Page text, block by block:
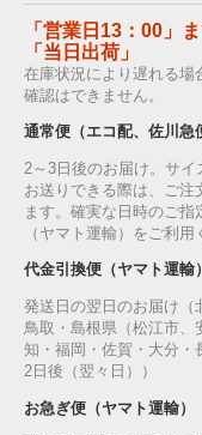
「営業日13：00」
「当日出荷」
在庫状況により遅れる場
確認はできません。
通常便（エコ配、佐川急
2～3日後のお届け。サ
お送りできる際は、ご注
ます。確実な日時のご
（ヤマト運輸）をご利用
代金引換便（ヤマト運輸）
発送日の翌日のお届け（
鳥取・島根県（松江市、
知・福岡・佐賀・大分・
2日後（翌々日））
お急ぎ便（ヤマト運輸）